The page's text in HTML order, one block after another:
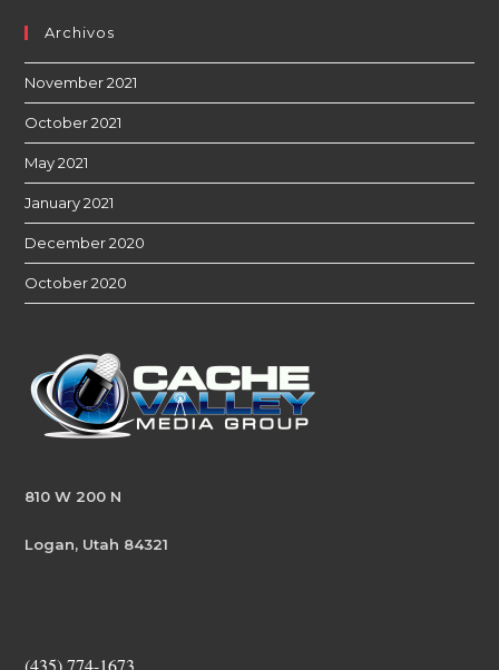
Archivos
November 2021
October 2021
May 2021
January 2021
December 2020
October 2020
810 W 200 N
Logan, Utah 84321
(435) 774-1673